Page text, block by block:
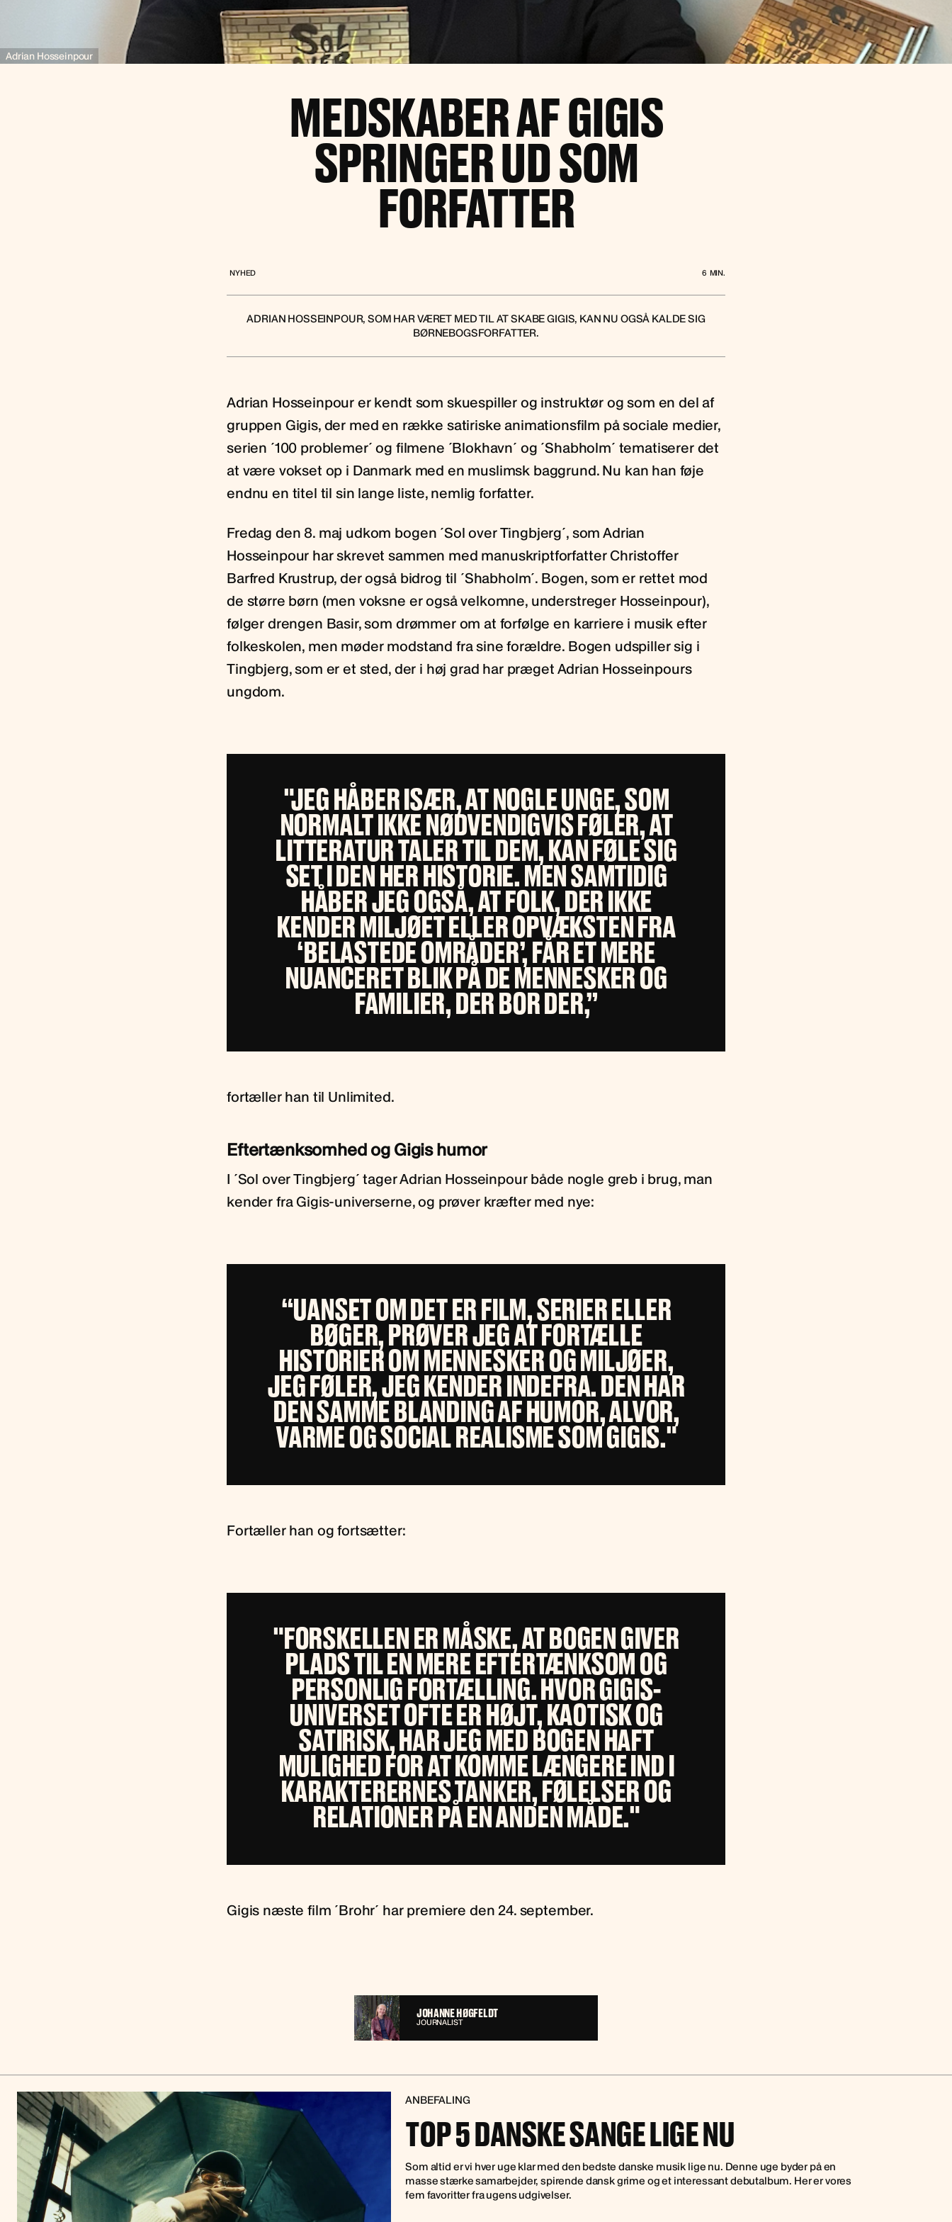
Adrian Hosseinpour
MEDSKABER AF GIGIS
SPRINGER UD SOM
FORFATTER
NYHED 6 MIN.
ADRIAN HOSSEINPOUR, SOM HAR VÆRET MED TIL AT SKABE GIGIS, KAN NU OGSÅ KALDE SIG
BØRNEBOGSFORFATTER.
Adrian Hosseinpour er kendt som skuespiller og instruktør og som en del af
gruppen Gigis, der med en række satiriske animationsfilm på sociale medier,
serien ´100 problemer´ og filmene ´Blokhavn´ og ´Shabholm´ tematiserer det
at være vokset op i Danmark med en muslimsk baggrund. Nu kan han føje
endnu en titel til sin lange liste, nemlig forfatter.
Fredag den 8. maj udkom bogen ´Sol over Tingbjerg´, som Adrian
Hosseinpour har skrevet sammen med manuskriptforfatter Christoffer
Barfred Krustrup, der også bidrog til ´Shabholm´. Bogen, som er rettet mod
de større børn (men voksne er også velkomne, understreger Hosseinpour),
følger drengen Basir, som drømmer om at forfølge en karriere i musik efter
folkeskolen, men møder modstand fra sine forældre. Bogen udspiller sig i
Tingbjerg, som er et sted, der i høj grad har præget Adrian Hosseinpours
ungdom.
"JEG HÅBER ISÆR, AT NOGLE UNGE, SOM
NORMALT IKKE NØDVENDIGVIS FØLER, AT
LITTERATUR TALER TIL DEM, KAN FØLE SIG
SET I DEN HER HISTORIE. MEN SAMTIDIG
HÅBER JEG OGSÅ, AT FOLK, DER IKKE
KENDER MILJØET ELLER OPVÆKSTEN FRA
‘BELASTEDE OMRÅDER’, FÅR ET MERE
NUANCERET BLIK PÅ DE MENNESKER OG
FAMILIER, DER BOR DER,”
fortæller han til Unlimited.
Eftertænksomhed og Gigis humor
I ´Sol over Tingbjerg´ tager Adrian Hosseinpour både nogle greb i brug, man
kender fra Gigis-universerne, og prøver kræfter med nye:
“UANSET OM DET ER FILM, SERIER ELLER
BØGER, PRØVER JEG AT FORTÆLLE
HISTORIER OM MENNESKER OG MILJØER,
JEG FØLER, JEG KENDER INDEFRA. DEN HAR
DEN SAMME BLANDING AF HUMOR, ALVOR,
VARME OG SOCIAL REALISME SOM GIGIS."
Fortæller han og fortsætter:
"FORSKELLEN ER MÅSKE, AT BOGEN GIVER
PLADS TIL EN MERE EFTERTÆNKSOM OG
PERSONLIG FORTÆLLING. HVOR GIGIS-
UNIVERSET OFTE ER HØJT, KAOTISK OG
SATIRISK, HAR JEG MED BOGEN HAFT
MULIGHED FOR AT KOMME LÆNGERE IND I
KARAKTERERNES TANKER, FØLELSER OG
RELATIONER PÅ EN ANDEN MÅDE."
Gigis næste film ´Brohr´ har premiere den 24. september.
JOHANNE HØGFELDT
JOURNALIST
ANBEFALING
TOP 5 DANSKE SANGE LIGE NU
Som altid er vi hver uge klar med den bedste danske musik lige nu. Denne uge byder på en
masse stærke samarbejder, spirende dansk grime og et interessant debutalbum. Her er vores
fem favoritter fra ugens udgivelser.